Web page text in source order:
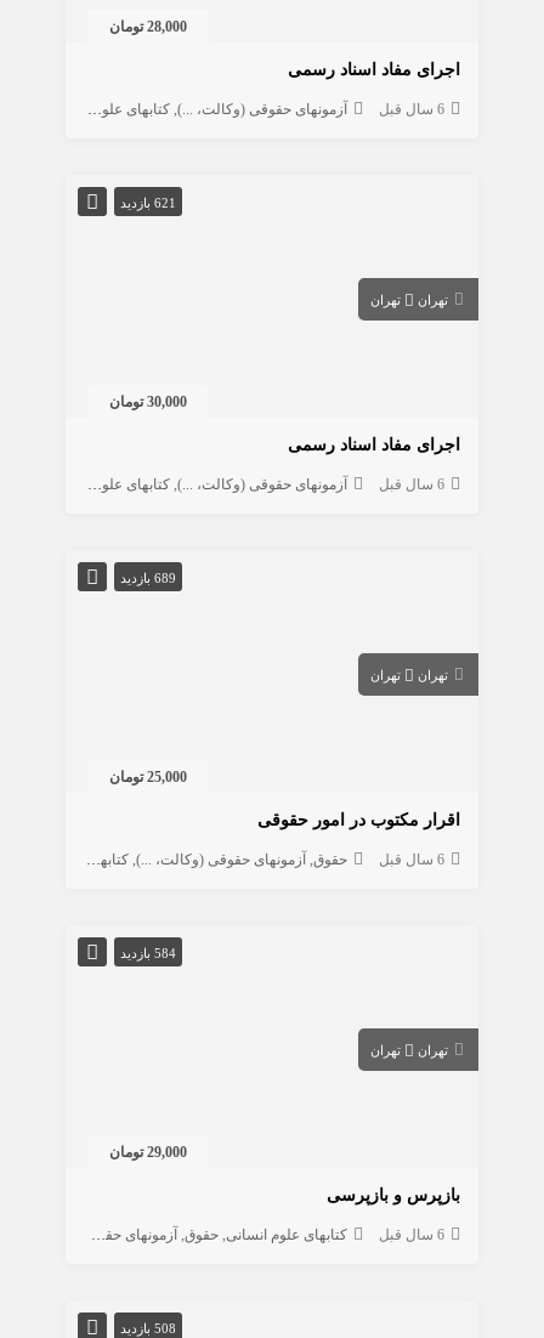
28,000 تومان
اجرای مفاد اسناد رسمی
6 سال قبل آزمونهای حقوقی (وکالت، ...) کتابهای علوم انسانی
621 بازدید
تهران تهران
30,000 تومان
اجرای مفاد اسناد رسمی
6 سال قبل آزمونهای حقوقی (وکالت، ...) کتابهای علوم انسانی
689 بازدید
تهران تهران
25,000 تومان
اقرار مکتوب در امور حقوقی
6 سال قبل حقوق آزمونهای حقوقی (وکالت، ...) کتابهای علوم انسانی
584 بازدید
تهران تهران
29,000 تومان
بازپرس و بازپرسی
6 سال قبل کتابهای علوم انسانی حقوق آزمونهای حقوقی (وکالت، ...)
508 بازدید